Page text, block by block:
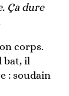
Ça dure
corps.
bat, il
: soudain